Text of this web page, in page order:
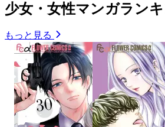
少女・女性マンガラン
もっと見る